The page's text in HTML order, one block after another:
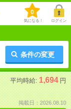
0
気になる！ ログイン
条件の変更
平均時給: 1,694 円
掲載日：2026.08.10